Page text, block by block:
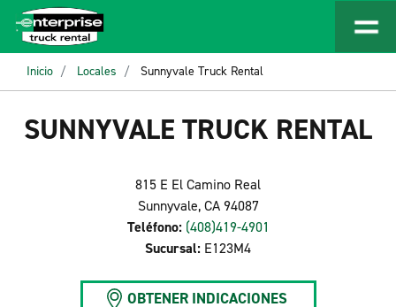
Inicio Locales Sunnyvale Truck Rental
SUNNYVALE TRUCK RENTAL
815 E El Camino Real
Sunnyvale, CA 94087
Teléfono: (408)419-4901
Sucursal: E123M4
OBTENER INDICACIONES